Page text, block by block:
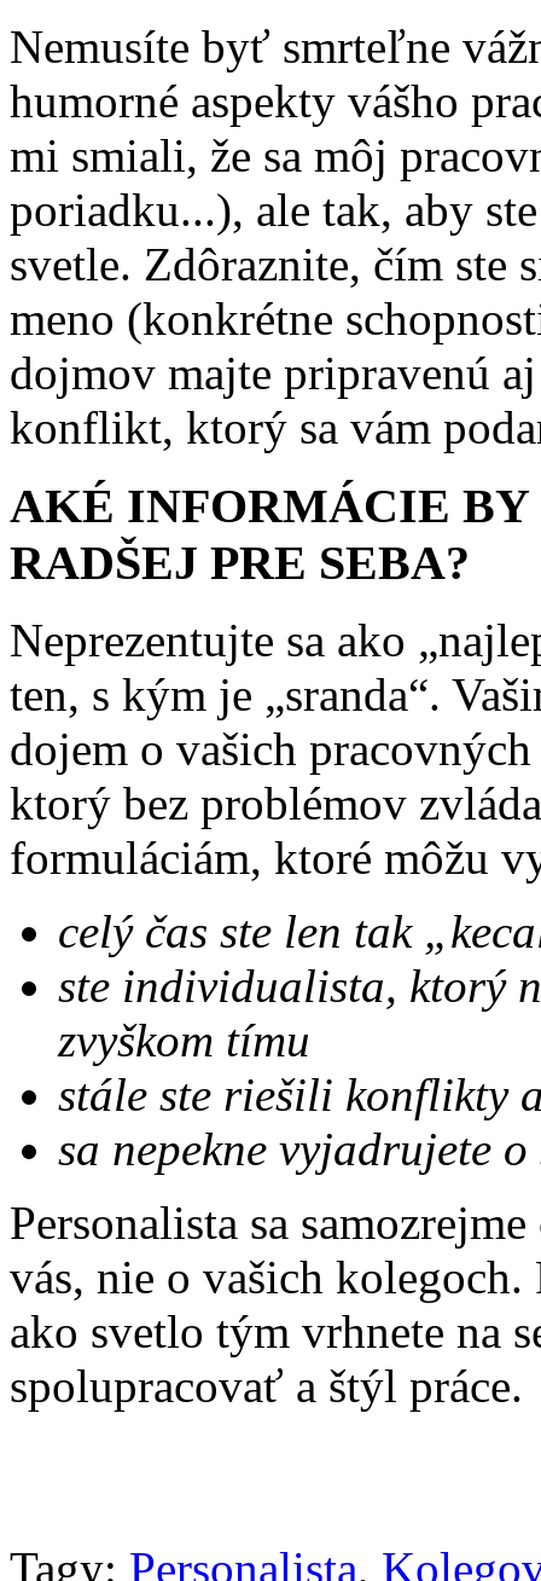
Nemusíte byť smrteľne
humorné aspekty vášho
mi smiali, že sa môj
poriadku...), ale tak, aby
svetle. Zdôraznite, čím
meno (konkrétne
dojmov majte pripravenú
konflikt, ktorý sa vám
AKÉ INFORMÁCIE
RADŠEJ PRE SEBA?
Neprezentujte sa ako
ten, s kým je „sranda“.
dojem o vašich
ktorý bez problémov
formuláciám, ktoré môžu
celý čas ste len tak
ste individualista, ktorý
zvyškom tímu
stále ste riešili konflikty
sa nepekne vyjadrujete
Personalista sa
vás, nie o vašich
ako svetlo tým vrhnete na
spolupracovať a štýl práce.
Tagy: Personalista,